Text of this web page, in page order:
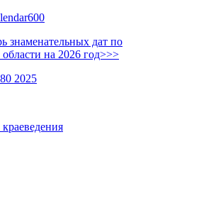
знаменательных дат по
на 2026 год>>>